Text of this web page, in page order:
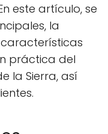
este artículo, se
la
práctica del
la Sierra, así